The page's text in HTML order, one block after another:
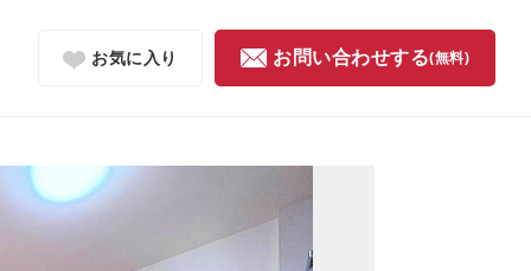
お気に入り お問い合わせする(無料)